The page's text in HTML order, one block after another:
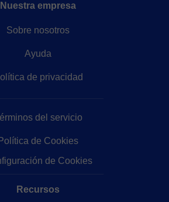
Nuestra empresa
Sobre nosotros
Ayuda
de privacidad
del servicio
Política de Cookies
de Cookies
Recursos